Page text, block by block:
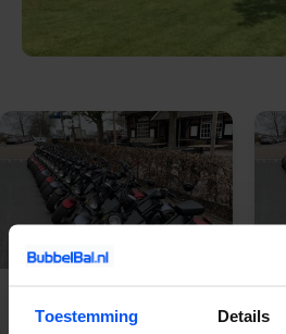
Toestemming Details